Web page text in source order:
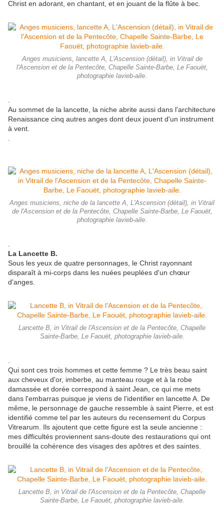
Christ en adorant, en chantant, et en jouant de la flûte à bec.
Anges musiciens, lancette A, L'Ascension (détail), in Vitrail de
l'Ascension et de la Pentecôte, Chapelle Sainte-Barbe, Le Faouët,
photographie lavieb-aile.
Au sommet de la lancette, la niche abrite aussi dans l'architecture
Renaissance cinq autres anges dont deux jouent d'un instrument
à vent.
Anges musiciens, niche de la lancette A, L'Ascension (détail), in Vitrail
de l'Ascension et de la Pentecôte, Chapelle Sainte-Barbe, Le Faouët,
photographie lavieb-aile.
La Lancette B.
Sous les yeux de quatre personnages, le Christ rayonnant
disparaît à mi-corps dans les nuées peuplées d'un chœur
d'anges.
Lancette B, in Vitrail de l'Ascension et de la Pentecôte, Chapelle
Sainte-Barbe, Le Faouët, photographie lavieb-aile.
Qui sont ces trois hommes et cette femme ? Le très beau saint
aux cheveux d'or, imberbe, au manteau rouge et à la robe
damassée et dorée correspond à saint Jean, ce qui me mets
dans l'embarras puisque je viens de l'identifier en lancette A. De
même, le personnage de gauche ressemble à saint Pierre, et est
identifié comme tel par les auteurs du recensement du Corpus
Vitrearum. Ils ajoutent que cette figure est la seule ancienne :
mes difficultés proviennent sans-doute des restaurations qui ont
brouillé la cohérence des visages des apôtres et des saintes.
Lancette B, in Vitrail de l'Ascension et de la Pentecôte, Chapelle
Sainte-Barbe, Le Faouët, photographie lavieb-aile.